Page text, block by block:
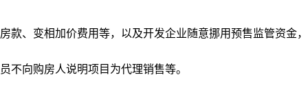
、变相加价费用等，以及开发企业随意挪用预售监管资金，
向购房人说明项目为代理销售等。